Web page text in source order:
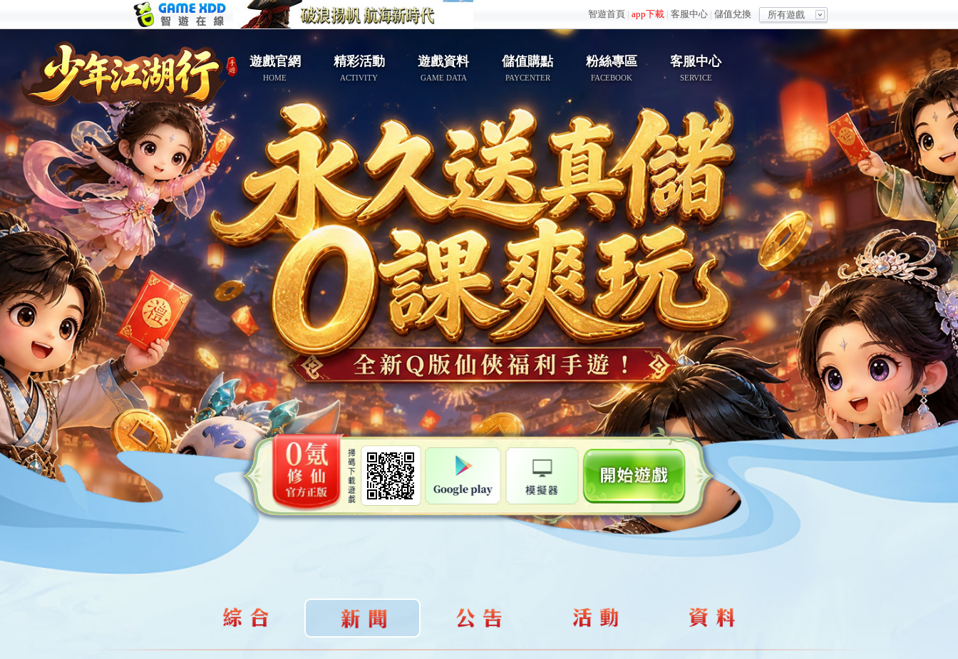
所有遊戲
智遊首頁 | app下載 | 客服中心 | 儲值兌換
遊戲官網
HOME
精彩活動
ACTIVITY
遊戲資料
GAME DATA
儲值購點
PAYCENTER
粉絲專區
FACEBOOK
客服中心
SERVICE